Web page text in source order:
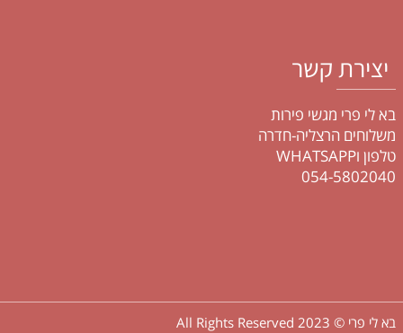
יצירת קשר
בא לי פרי מגשי פירות
משלוחים הרצליה-חדרה
טלפון וWHATSAPP
054-5802040
בא לי פרי © 2023 All Rights Reserved